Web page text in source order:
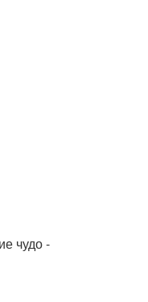
чудо -